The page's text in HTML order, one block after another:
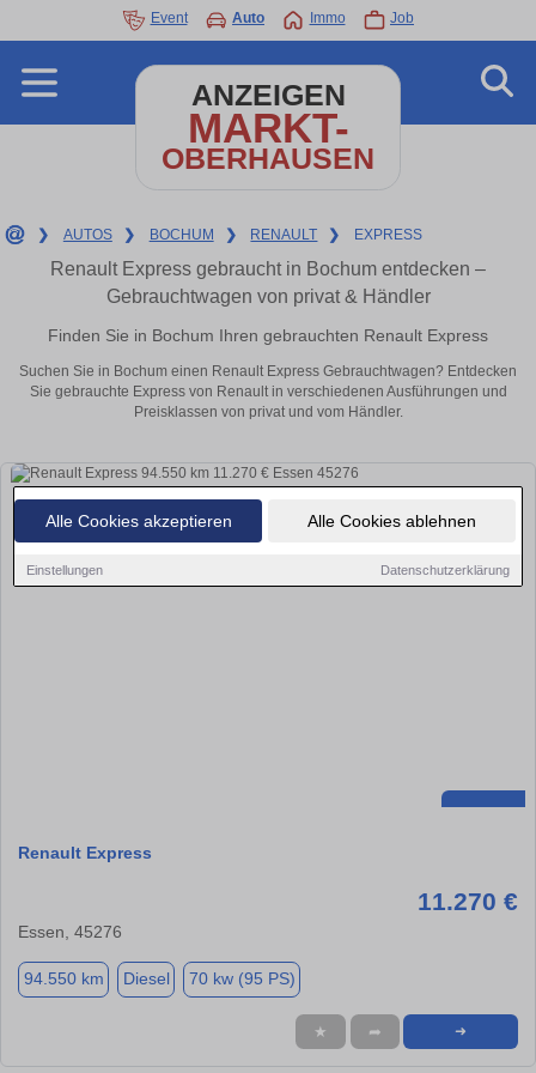
Alle Cookies akzeptieren Alle Cookies ablehnen
Einstellungen Datenschutzerklärung
Event Auto Immo Job
ANZEIGEN
MARKT-
OBERHAUSEN
❯ AUTOS ❯ BOCHUM ❯ RENAULT ❯ EXPRESS
Renault Express gebraucht in Bochum entdecken –
Gebrauchtwagen von privat & Händler
Finden Sie in Bochum Ihren gebrauchten Renault Express
Suchen Sie in Bochum einen Renault Express Gebrauchtwagen? Entdecken
Sie gebrauchte Express von Renault in verschiedenen Ausführungen und
Preisklassen von privat und vom Händler.
Renault Express
11.270 €
Essen, 45276
94.550 km Diesel 70 kw (95 PS)
★ ➦ ➜